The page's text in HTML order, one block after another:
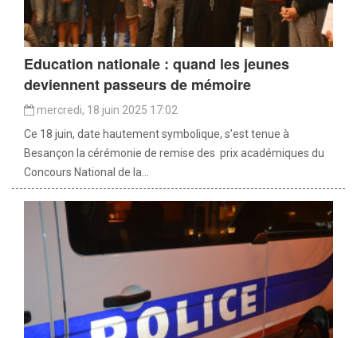
Education nationale : quand les jeunes
deviennent passeurs de mémoire
mercredi, 18 juin 2025 17:02
Ce 18 juin, date hautement symbolique, s’est tenue à
Besançon la cérémonie de remise des prix académiques du
Concours National de la...